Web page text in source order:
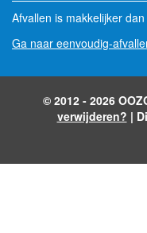
Afvallen is makkelijker
Ga naar eenvoudig-
© 2012 - 2026
verwijderen? |